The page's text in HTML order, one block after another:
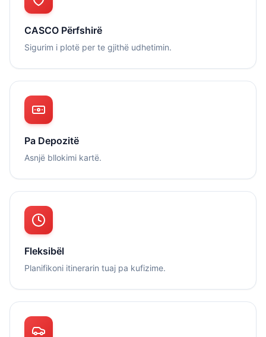
CASCO Përfshirë
Sigurim i plotë per te gjithë udhetimin.
Pa Depozitë
Asnjë bllokimi kartë.
Fleksibël
Planifikoni itinerarin tuaj pa kufizime.